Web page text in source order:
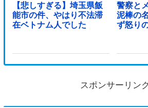
【悲しすぎる】埼玉県飯
能市の件、やはり不法滞
在ベトナム人でした
警察と
泥棒の
ず怒り
スポンサーリンク